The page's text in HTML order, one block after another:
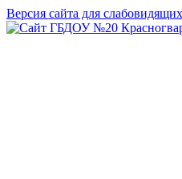
Версия сайта для слабовидящих